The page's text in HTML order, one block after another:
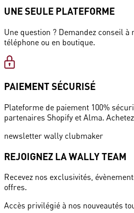
UNE SEULE PLATEFORME
Une question ? Demandez conseil
téléphone ou en boutique.
PAIEMENT SÉCURISÉ
Plateforme de paiement 100%
partenaires Shopify et Alma.
newsletter wally clubmaker
REJOIGNEZ LA WALLY TEAM
Recevez nos exclusivités,
offres.
Accès privilégié à nos nouveautés